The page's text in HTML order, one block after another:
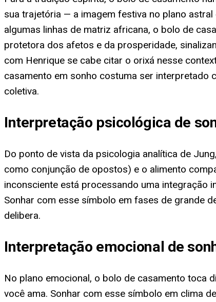
sua trajetória — a imagem festiva no plano
algumas linhas de matriz africana, o bolo de
protetora dos afetos e da prosperidade,
com Henrique se cabe citar o orixá nesse
casamento em sonho costuma ser interpretado
coletiva.
Interpretação psicológica de
Do ponto de vista da psicologia analítica de
como conjunção de opostos) e o alimento
inconsciente está processando uma integração
Sonhar com esse símbolo em fases de grande
delibera.
Interpretação emocional de
No plano emocional, o bolo de casamento toca
você ama. Sonhar com esse símbolo em clima